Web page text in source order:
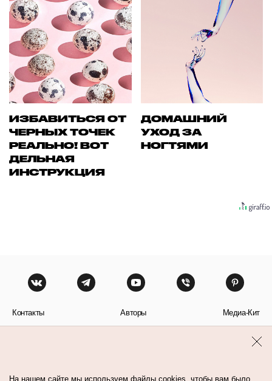
ИЗБАВИТЬСЯ ОТ
ЧЕРНЫХ ТОЧЕК
РЕАЛЬНО! ВОТ
ДЕЛЬНАЯ
ИНСТРУКЦИЯ
ДОМАШНИЙ
УХОД ЗА
НОГТЯМИ
Контакты Авторы Медиа-Кит
На нашем сайте мы используем файлы cookies, чтобы вам было